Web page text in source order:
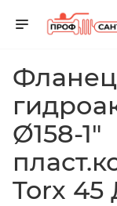
Ø158-1"
Torx